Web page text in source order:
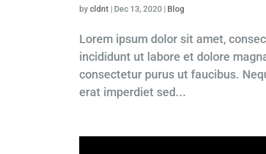
bycldnt | Dec 13, 2020 | Blog
Lorem ipsum dolor sit amet,
incididunt ut labore et dolore
consectetur purus ut faucibus.
erat imperdiet sed...